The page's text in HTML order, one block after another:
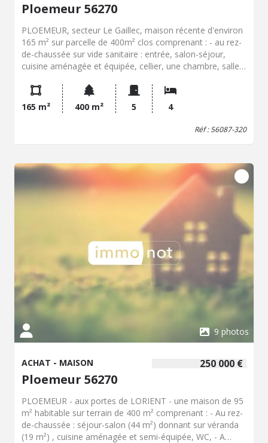
Ploemeur 56270
PLOEMEUR, secteur Le Gaillec, maison récente d'environ
165 m² sur parcelle de 400m² clos comprenant : - au rez-
de-chaussée sur vide sanitaire : entrée, salon-séjour,
cuisine aménagée et équipée, cellier, une chambre, salle
WC, salle de bains avec douche, trois chambres dont une
avec dressing et coin bureau. Pompe à chaleur, chauffage
au sol. Taxe foncière 1350 €.
165 m² 400 m² 5 4
Réf : 56087-320
9 photos
250 000 €
ACHAT - MAISON
Ploemeur 56270
PLOEMEUR - aux portes de LORIENT - une maison de 95
m² habitable sur terrain de 400 m² comprenant : - Au rez-
de-chaussée : séjour-salon (44 m²) donnant sur véranda
(19 m²) , cuisine aménagée et semi-équipée, WC, - A